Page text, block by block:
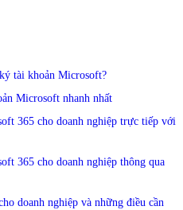
tài khoản Microsoft?
Microsoft nhanh nhất
365 cho doanh nghiệp trực tiếp với
365 cho doanh nghiệp thông qua
doanh nghiệp và những điều cần